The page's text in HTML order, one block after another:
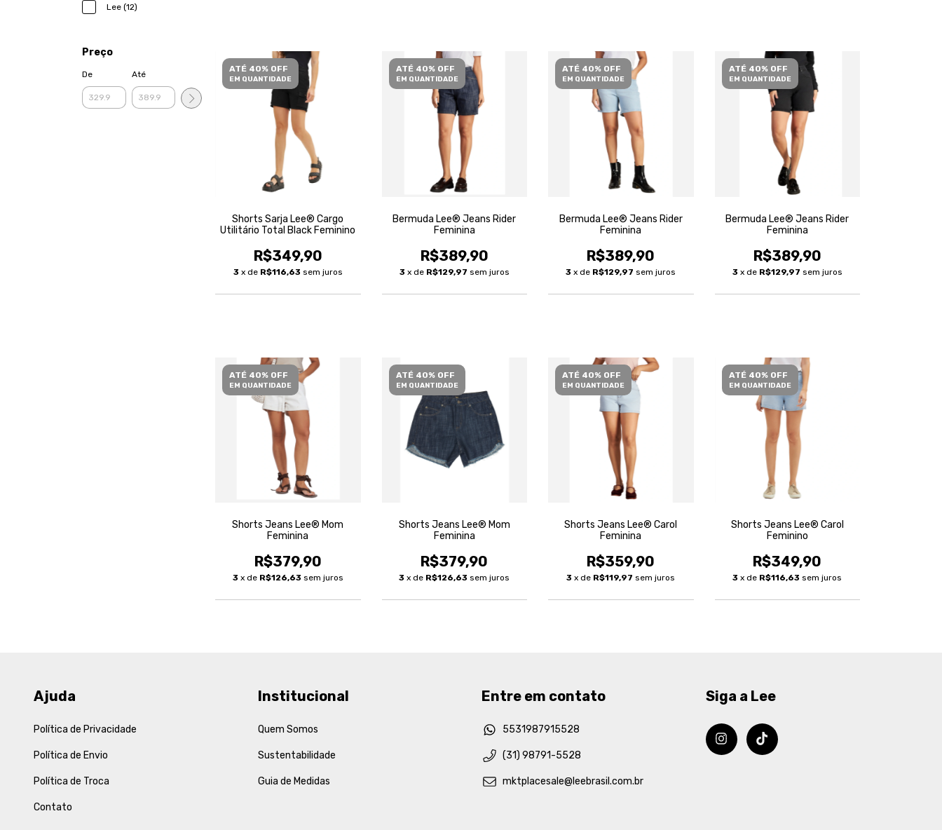
Lee (12)
Preço
De Até
ATÉ 40% OFF
EM QUANTIDADE
Shorts Sarja Lee® Cargo
Utilitário Total Black Feminino
R$349,90
3 x de R$116,63 sem juros
ATÉ 40% OFF
EM QUANTIDADE
Bermuda Lee® Jeans Rider
Feminina
R$389,90
3 x de R$129,97 sem juros
ATÉ 40% OFF
EM QUANTIDADE
Bermuda Lee® Jeans Rider
Feminina
R$389,90
3 x de R$129,97 sem juros
ATÉ 40% OFF
EM QUANTIDADE
Bermuda Lee® Jeans Rider
Feminina
R$389,90
3 x de R$129,97 sem juros
ATÉ 40% OFF
EM QUANTIDADE
Shorts Jeans Lee® Mom
Feminina
R$379,90
3 x de R$126,63 sem juros
ATÉ 40% OFF
EM QUANTIDADE
Shorts Jeans Lee® Mom
Feminina
R$379,90
3 x de R$126,63 sem juros
ATÉ 40% OFF
EM QUANTIDADE
Shorts Jeans Lee® Carol
Feminina
R$359,90
3 x de R$119,97 sem juros
ATÉ 40% OFF
EM QUANTIDADE
Shorts Jeans Lee® Carol
Feminino
R$349,90
3 x de R$116,63 sem juros
Ajuda
Política de Privacidade
Política de Envio
Política de Troca
Contato
Institucional
Quem Somos
Sustentabilidade
Guia de Medidas
Entre em contato
5531987915528
(31) 98791-5528
mktplacesale@leebrasil.com.br
Siga a Lee